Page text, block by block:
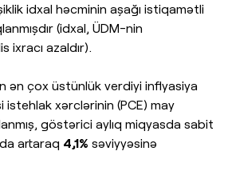
idxal həcminin aşağı istiqamətli
(idxal, ÜDM-nin
ixracı azaldır).
ən çox üstünlük verdiyi inflyasiya
xərclərinin (PCE) may
göstərici aylıq miqyasda sabit
artaraq 4,1% səviyyəsinə